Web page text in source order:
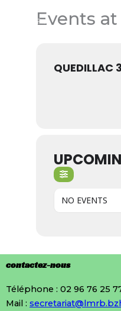
Events
QUEDILLAC
NO EVENTS
contactez-nous
Téléphone : 02 96 76 25
Mail :